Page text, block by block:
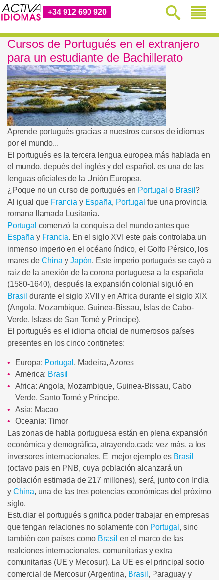
+34 912 690 920
Cursos de Portugués en el extranjero
para un estudiante de Bachillerato
Aprende portugués gracias a nuestros cursos de idiomas
por el mundo...
El portugués es la tercera lengua europea más hablada en
el mundo, depués del inglés y del español. es una de las
lenguas oficiales de la Unión Europea.
¿Poque no un curso de portugués en Portugal o Brasil ?
Al igual que Francia y España, Portugal fue una provincia
romana llamada Lusitania.
Portugal comenzó la conquista del mundo antes que
España y Francia. En el siglo XVI este país controlaba un
inmenso imperio en el océano índico, el Golfo Pérsico, los
mares de China y Japón. Este imperio portugués se cayó a
raiz de la anexión de la corona portuguesa a la española
(1580-1640), después la expansión colonial siguió en
Brasil durante el siglo XVII y en Africa durante el siglo XIX
(Angola, Mozambique, Guinea-Bissau, Islas de Cabo-
Verde, Islass de San Tomé y Principe).
El portugués es el idioma oficial de numerosos países
presentes en los cinco continetes:
Europa: Portugal , Madeira, Azores
América: Brasil
Africa: Angola, Mozambique, Guinea-Bissau, Cabo
Verde, Santo Tomé y Príncipe.
Asia: Macao
Oceanía: Timor
Las zonas de habla portuguesa están en plena expansión
económica y demográfica, atrayendo,cada vez más, a los
inversores internacionales. El mejor ejemplo es Brasil
(octavo pais en PNB, cuya población alcanzará un
población estimada de 217 millones), será, junto con India
y China, una de las tres potencias económicas del próximo
siglo.
Estudiar el portugués significa poder trabajar en empresas
que tengan relaciones no solamente con Portugal , sino
también con países como Brasil en el marco de las
realciones internacionales, comunitarias y extra
comunitarias (UE y Mecosur). La UE es el principal socio
comercial de Mercosur (Argentina, Brasil , Paraguay y